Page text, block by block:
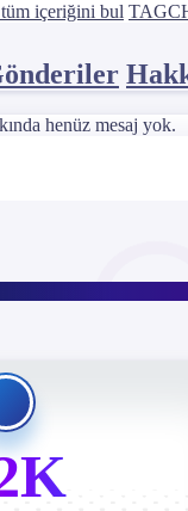
içeriğini bul
henüz mesaj yok.